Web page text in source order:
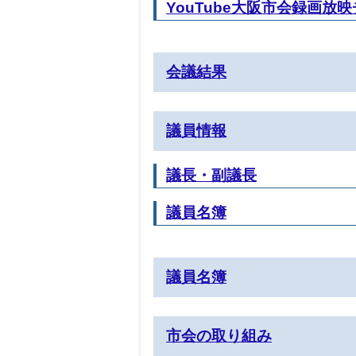
YouTube大阪市会録画放映
会議結果
議員情報
議長・副議長
議員名簿
議員名簿
市会の取り組み